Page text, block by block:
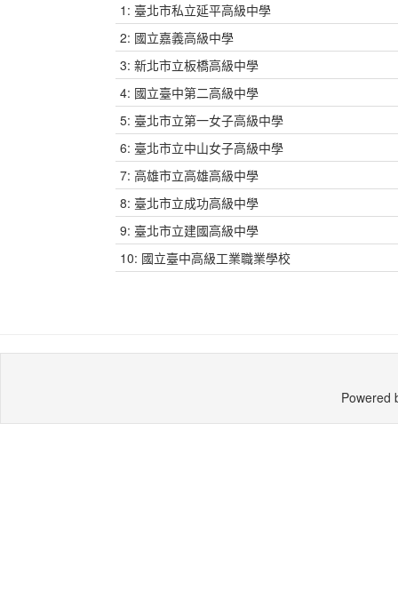
1: 臺北市私立延平高級中學
2: 國立嘉義高級中學
3: 新北市立板橋高級中學
4: 國立臺中第二高級中學
5: 臺北市立第一女子高級中學
6: 臺北市立中山女子高級中學
7: 高雄市立高雄高級中學
8: 臺北市立成功高級中學
9: 臺北市立建國高級中學
10: 國立臺中高級工業職業學校
Powered